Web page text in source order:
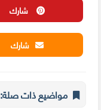
شارك
شارك
مواضيع ذات صلة: